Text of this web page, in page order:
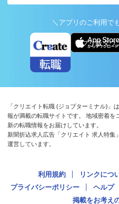
＼アプリのご利用で
アプリ版ダウ
「クリエイト転職 (ジョブターミナル)」
報が満載の転職サイトです。 地域密着を
新の転職情報をお届けしています。
新聞折込求人広告「クリエイト 求人特集
運営しています。
利用規約 リンクにつ
プライバシーポリシー
ヘルプ
掲載をお考え